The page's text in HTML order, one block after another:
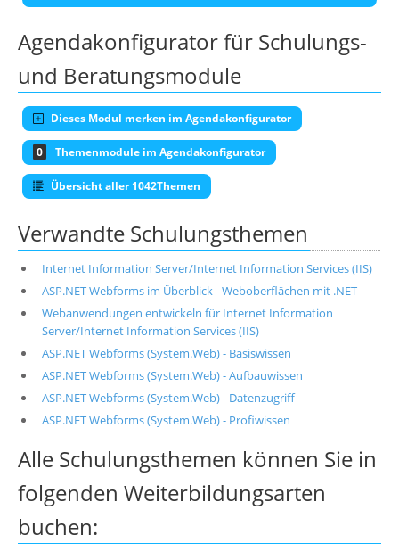
Agendakonfigurator für Schulungs-
und Beratungsmodule
Dieses Modul merken im Agendakonfigurator
0 Themenmodule im Agendakonfigurator
Übersicht aller 1042Themen
Verwandte Schulungsthemen
Internet Information Server/Internet Information Services (IIS)
ASP.NET Webforms im Überblick - Weboberflächen mit .NET
Webanwendungen entwickeln für Internet Information
Server/Internet Information Services (IIS)
ASP.NET Webforms (System.Web) - Basiswissen
ASP.NET Webforms (System.Web) - Aufbauwissen
ASP.NET Webforms (System.Web) - Datenzugriff
ASP.NET Webforms (System.Web) - Profiwissen
Alle Schulungsthemen können Sie in
folgenden Weiterbildungsarten
buchen: